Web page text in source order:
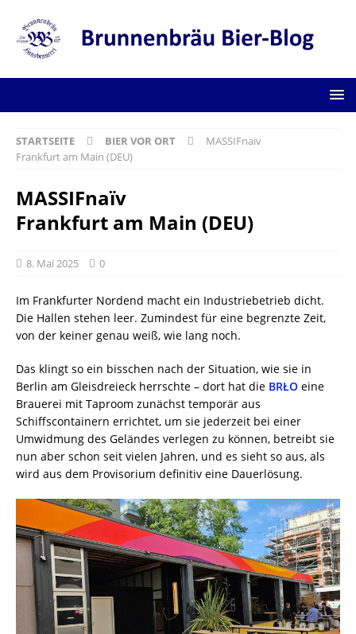
STARTSEITE BIER VOR ORT
MASSIFnaïv
Frankfurt am Main (DEU)
MASSIFnaïv
Frankfurt am Main (DEU)
8. Mai 2025 0
Im Frankfurter Nordend macht ein Industriebetrieb dicht.
Die Hallen stehen leer. Zumindest für eine begrenzte Zeit,
von der keiner genau weiß, wie lang noch.
Das klingt so ein bisschen nach der Situation, wie sie in
Berlin am Gleisdreieck herrschte – dort hat die BRŁO eine
Brauerei mit Taproom zunächst temporär aus
Schiffscontainern errichtet, um sie jederzeit bei einer
Umwidmung des Geländes verlegen zu können, betreibt sie
nun aber schon seit vielen Jahren, und es sieht so aus, als
wird aus dem Provisorium definitiv eine Dauerlösung.